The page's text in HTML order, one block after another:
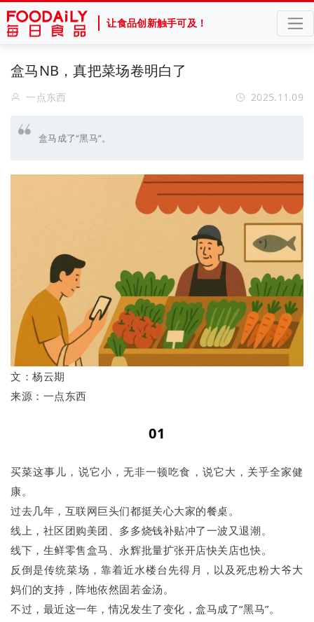
让食品创新触手可及！
盒马NB，真把菜场卷明白了
一点东西 2025.11.09
盒马成了“黑马”。
文：杨云期
来源：一点东西
01
买菜这事儿，说它小，无非一顿吃食，说它大，关乎全家健
康。
过去几年，互联网巨头们都挺关心大家的餐桌。
线上，社区团购美团、多多烧钱补贴冲了一波又退潮。
线下，生鲜零售盒马、永辉批量扩张开店快关店也快。
反倒是传统菜场，靠着近水楼台先得月，以及死忠粉大爷大
妈们的支持，阵地依然固若金汤。
不过，最近这一年，情况发生了变化，盒马成了“黑马”。